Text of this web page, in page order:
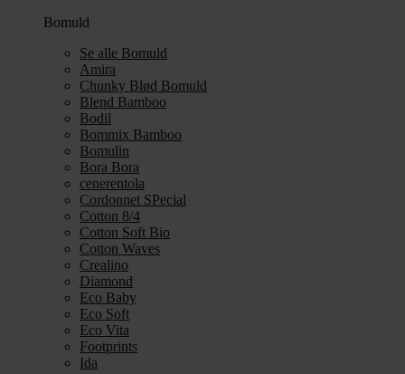
Bomuld
Se alle Bomuld
Amira
Chunky Blød Bomuld
Blend Bamboo
Bodil
Bommix Bamboo
Bomulin
Bora Bora
cenerentola
Cordonnet SPecial
Cotton 8/4
Cotton Soft Bio
Cotton Waves
Crealino
Diamond
Eco Baby
Eco Soft
Eco Vita
Footprints
Ida